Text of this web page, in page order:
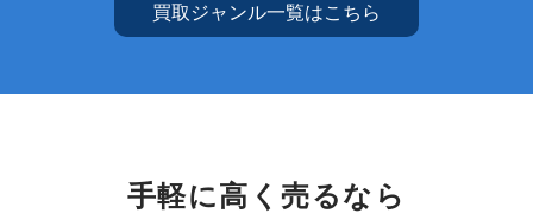
買取ジャンル一覧はこちら
手軽に高く売るなら